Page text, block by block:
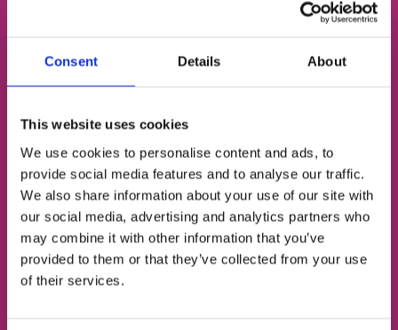
Consent Details About
This website uses cookies
We use cookies to personalise content and ads, to
provide social media features and to analyse our traffic.
We also share information about your use of our site with
our social media, advertising and analytics partners who
may combine it with other information that you’ve
provided to them or that they’ve collected from your use
of their services.
ЕЛЕКТРОННА ПОШТА
Згоден із політикою конфіденційності